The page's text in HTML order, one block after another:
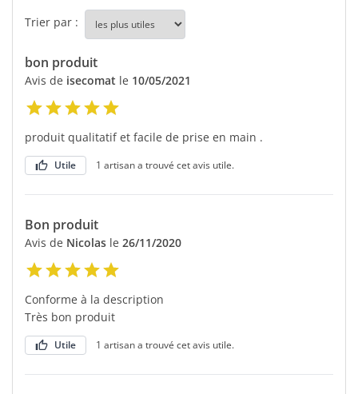
Trier par :
bon produit
Avis de isecomat le 10/05/2021
produit qualitatif et facile de prise en main .
Utile 1 artisan a trouvé cet avis utile.
Bon produit
Avis de Nicolas le 26/11/2020
Conforme à la description
Très bon produit
Utile 1 artisan a trouvé cet avis utile.